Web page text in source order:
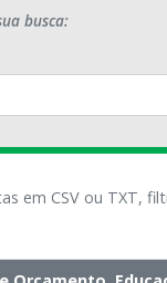
busca:
em CSV ou TXT,